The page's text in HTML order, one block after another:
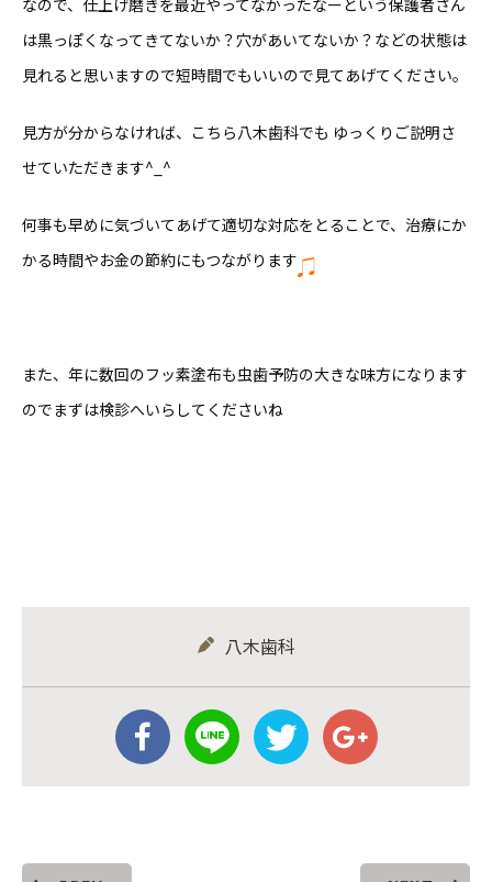
は黒っぽくなってきてないか？穴があいてないか？などの状態は
見れると思いますので短時間でもいいので見てあげてください。
見方が分からなければ、こちら八木歯科でも ゆっくりご説明さ
せていただきます^_^
何事も早めに気づいてあげて適切な対応をとることで、治療にか
かる時間やお金の節約にもつながります
また、年に数回のフッ素塗布も虫歯予防の大きな味方になります
のでまずは検診へいらしてくださいね
八木歯科